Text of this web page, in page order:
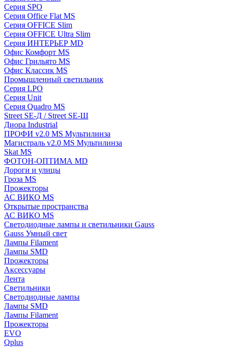
Серия SPO
Серия Office Flat MS
Серия OFFICE Slim
Серия OFFICE Ultra Slim
Серия ИНТЕРЬЕР MD
Офис Комфорт MS
Офис Грильято MS
Офис Классик MS
Промышленный светильник
Серия LPO
Серия Unit
Серия Quadro MS
Street SE-Д / Street SE-Ш
Диора Industrial
ПРОФИ v2.0 MS Мультилинза
Магистраль v2.0 MS Мультилинза
Skat MS
ФОТОН-ОПТИМА MD
Дороги и улицы
Гроза MS
Прожекторы
АС ВИКО MS
Открытые пространства
АС ВИКО MS
Светодиодные лампы и светильники Gauss
Gauss Умный свет
Лампы Filament
Лампы SMD
Прожекторы
Аксессуары
Лента
Светильники
Светодиодные лампы
Лампы SMD
Лампы Filament
Прожекторы
EVO
Qplus